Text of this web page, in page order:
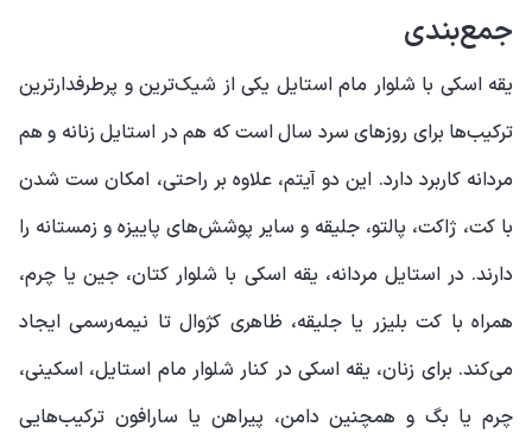
جمع‌بندی
یقه اسکی با شلوار مام استایل یکی از شیک‌ترین و پرطرفدارترین
ترکیب‌ها برای روزهای سرد سال است که هم در استایل زنانه و هم
مردانه کاربرد دارد. این دو آیتم، علاوه بر راحتی، امکان ست شدن
با کت، ژاکت، پالتو، جلیقه و سایر پوشش‌های پاییزه و زمستانه را
دارند. در استایل مردانه، یقه اسکی با شلوار کتان، جین یا چرم،
همراه با کت بلیزر یا جلیقه، ظاهری کژوال تا نیمه‌رسمی ایجاد
می‌کند. برای زنان، یقه اسکی در کنار شلوار مام استایل، اسکینی،
چرم یا بگ و همچنین دامن، پیراهن یا سارافون ترکیب‌هایی